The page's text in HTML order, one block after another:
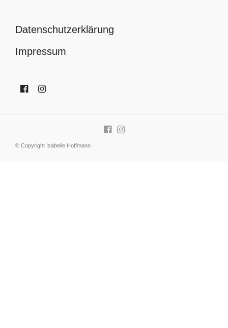
Datenschutzerklärung
Impressum
© Copyright Isabelle Hoffmann